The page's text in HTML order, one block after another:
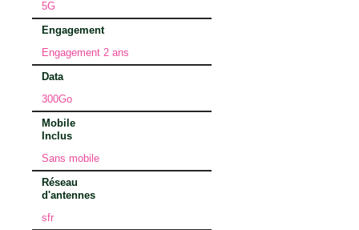
5G
Engagement
Engagement 2 ans
Data
300Go
Mobile
Inclus
Sans mobile
Réseau
d'antennes
sfr